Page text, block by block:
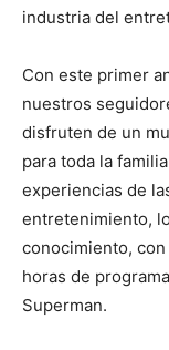
industria del
Con este primer
nuestros
disfruten de un
para toda la
experiencias de
entretenimiento,
conocimiento,
horas de
Superman.